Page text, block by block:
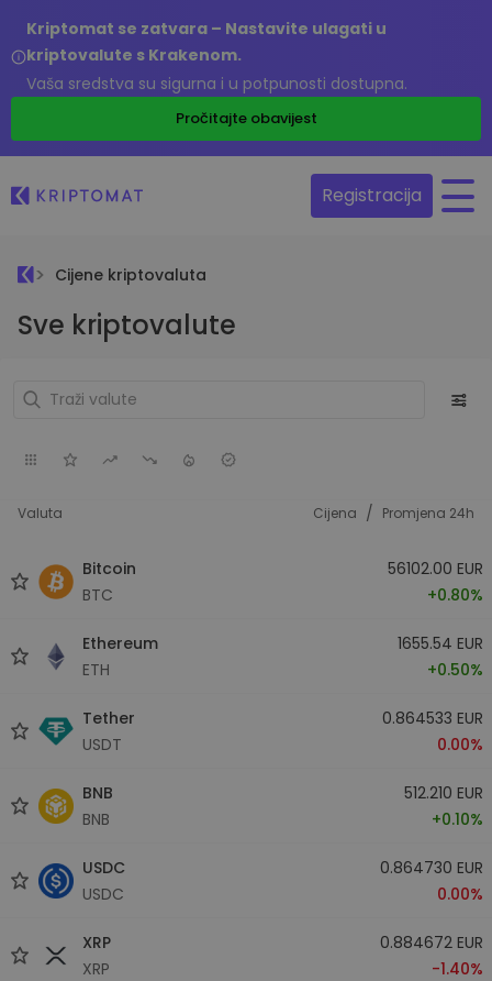
Kriptomat se zatvara – Nastavite ulagati u
kriptovalute s Krakenom.
Vaša sredstva su sigurna i u potpunosti dostupna.
Pročitajte obavijest
Registracija
Cijene kriptovaluta
Sve kriptovalute
Valuta Cijena / Promjena 24h
Bitcoin
BTC
56102.00 EUR
+0.80%
Ethereum
ETH
1655.54 EUR
+0.50%
Tether
USDT
0.864533 EUR
0.00%
BNB
BNB
512.210 EUR
+0.10%
USDC
USDC
0.864730 EUR
0.00%
XRP
XRP
0.884672 EUR
-1.40%